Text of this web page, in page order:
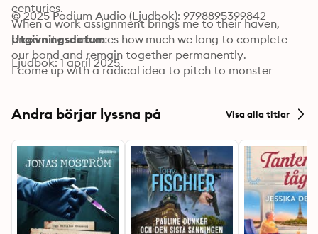
centuries.
When a work assignment brings me to their haven,
proximity reinforces how much we long to complete
our bond and remain together permanently.
I come up with a radical idea to pitch to monster
for thousands of other monsters. But first, I have to
can't get her on board, I could lose more than my job.
Pietro and Alessandro tire of us being apart. They want
full-time commitment. They deserve happiness.
It's now or never for our love. Wish me luck.
Victory for Vampires is an MMF novella set in the world
of Haven Ever After. It takes place after the events of
© 2025 Podium Audio (Ljudbok): 9798895399842
Utgivningsdatum
Ljudbok: 1 april 2025
Andra börjar lyssna på Visa alla titlar